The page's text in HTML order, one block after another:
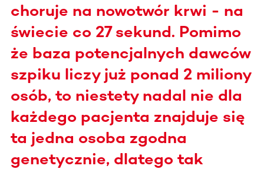
choruje na nowotwór krwi - na
świecie co 27 sekund. Pomimo
że baza potencjalnych dawców
szpiku liczy już ponad 2 miliony
osób, to niestety nadal nie dla
każdego pacjenta znajduje się
ta jedna osoba zgodna
genetycznie, dlatego tak